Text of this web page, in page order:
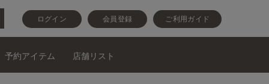
ログイン 会員登録 ご利用ガイド
予約アイテム 店舗リスト